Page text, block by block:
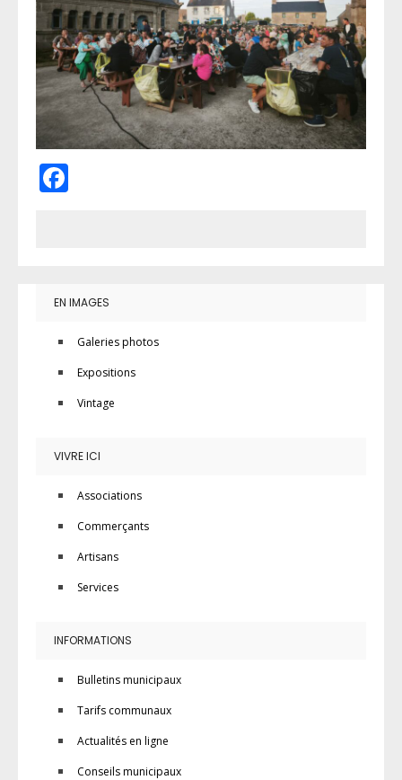
EN IMAGES
Galeries photos
Expositions
Vintage
VIVRE ICI
Associations
Commerçants
Artisans
Services
INFORMATIONS
Bulletins municipaux
Tarifs communaux
Actualités en ligne
Conseils municipaux